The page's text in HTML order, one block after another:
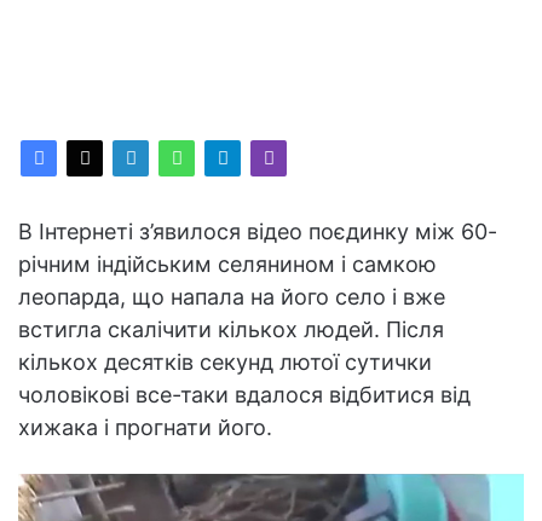
В Інтернеті з’явилося відео поєдинку між 60-
річним індійським селянином і самкою
леопарда, що напала на його село і вже
встигла скалічити кількох людей. Після
кількох десятків секунд лютої сутички
чоловікові все-таки вдалося відбитися від
хижака і прогнати його.